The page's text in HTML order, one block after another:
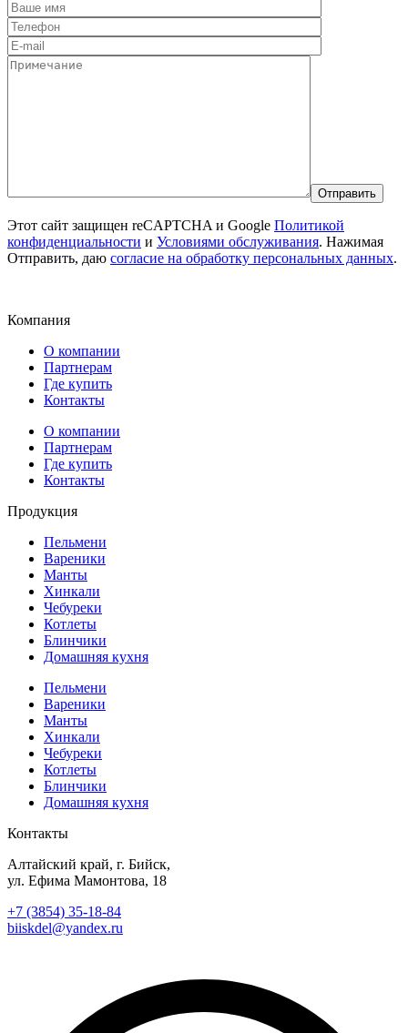
Этот сайт защищен reCAPTCHA и Google Политикой
конфиденциальности и Условиями обслуживания. Нажимая
Отправить, даю согласие на обработку персональных данных.
Компания
О компании
Партнерам
Где купить
Контакты
О компании
Партнерам
Где купить
Контакты
Продукция
Пельмени
Вареники
Манты
Хинкали
Чебуреки
Котлеты
Блинчики
Домашняя кухня
Пельмени
Вареники
Манты
Хинкали
Чебуреки
Котлеты
Блинчики
Домашняя кухня
Контакты
Алтайский край, г. Бийск,
ул. Ефима Мамонтова, 18
+7 (3854) 35-18-84
biiskdel@yandex.ru